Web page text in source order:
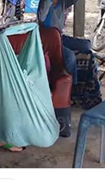
ามสนุกโซเชียลได้ที่
ำกัด